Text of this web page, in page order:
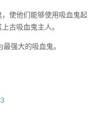
使他们能够使用吸血鬼起
古吸血鬼主人。
强大的吸血鬼。